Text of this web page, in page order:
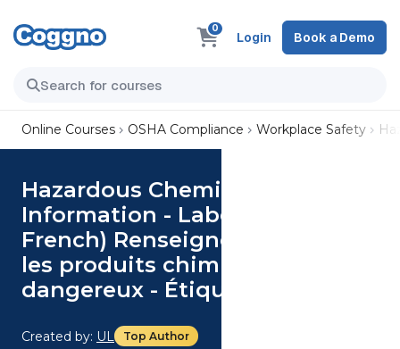
0
Login Book a Demo
Online Courses OSHA Compliance Workplace Safety
Hazardous Chemical
Information - Labels (Canadian
French) Renseignements sur
les produits chimiques
dangereux - Étiquettes Course
Created by: UL Top Author